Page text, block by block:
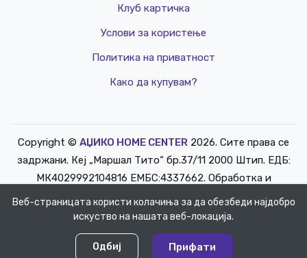
0
Клуб картичка
Услови за користење
Политика на приватност
Како да купувам?
Copyright © АЏИКО HOME CENTER 2026. Сите права се
задржани. Кеј „Маршал Тито“ бр.37/11 2000 Штип. ЕДБ:
МК4029992104816 ЕМБС:4337662. Обработка и
info@mediasoft.mk.
РЕД.
КЛУБ
5,085
Веб-страницата користи колачиња за да обезбеди најдобро
искуство на нашата веб-локација.
Одбиј Прифати